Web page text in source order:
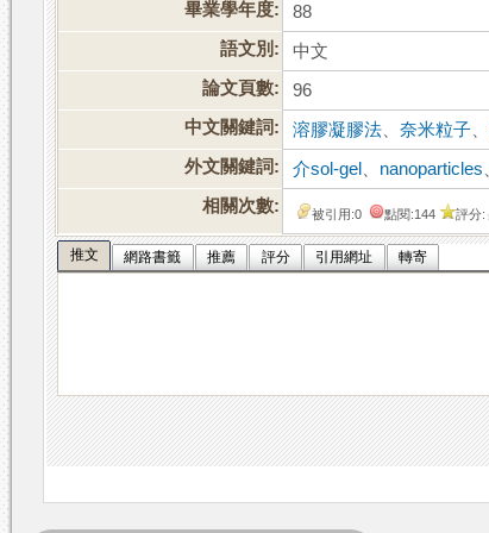
畢業學年度:
88
語文別:
中文
論文頁數:
96
中文關鍵詞:
溶膠凝膠法 、奈米粒子
外文關鍵詞:
介sol-gel nanoparticles
相關次數:
被引用:0 點閱:144 評分:
推文 網路書籤 推薦 評分 引用網址 轉寄